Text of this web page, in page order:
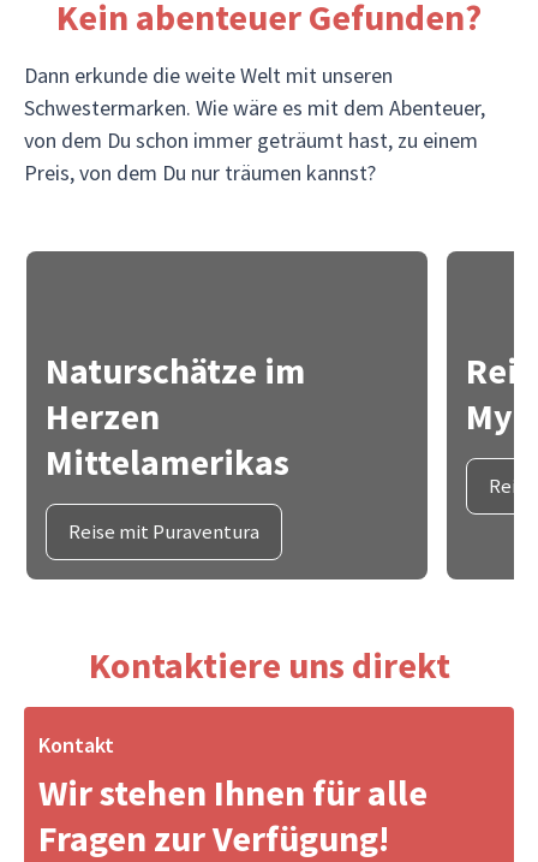
Kein abenteuer Gefunden?
Dann erkunde die weite Welt mit unseren
Schwestermarken. Wie wäre es mit dem Abenteuer,
von dem Du schon immer geträumt hast, zu einem
Preis, von dem Du nur träumen kannst?
Naturschätze im
Herzen
Mittelamerikas
Reise mit Puraventura
Kontaktiere uns direkt
Kontakt
Wir stehen Ihnen für alle
Fragen zur Verfügung!